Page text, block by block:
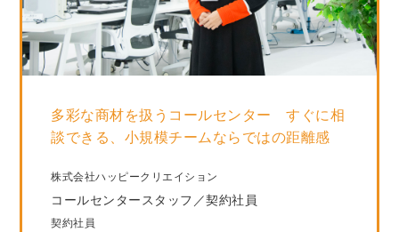
多彩な商材を扱うコールセンター すぐに相
談できる、小規模チームならではの距離感
株式会社ハッピークリエイション
コールセンタースタッフ／契約社員
契約社員